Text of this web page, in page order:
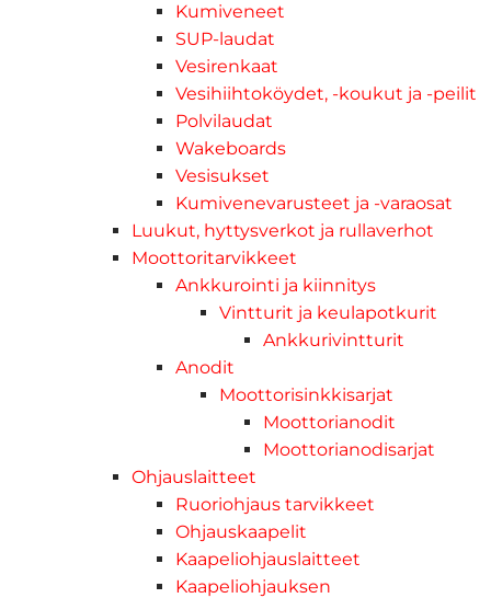
Kumiveneet
SUP-laudat
Vesirenkaat
Vesihiihtoköydet, -koukut ja -peilit
Polvilaudat
Wakeboards
Vesisukset
Kumivenevarusteet ja -varaosat
Luukut, hyttysverkot ja rullaverhot
Moottoritarvikkeet
Ankkurointi ja kiinnitys
Vintturit ja keulapotkurit
Ankkurivintturit
Anodit
Moottorisinkkisarjat
Moottorianodit
Moottorianodisarjat
Ohjauslaitteet
Ruoriohjaus tarvikkeet
Ohjauskaapelit
Kaapeliohjauslaitteet
Kaapeliohjauksen